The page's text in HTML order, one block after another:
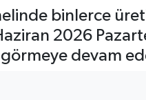
binlerce
2026
devam